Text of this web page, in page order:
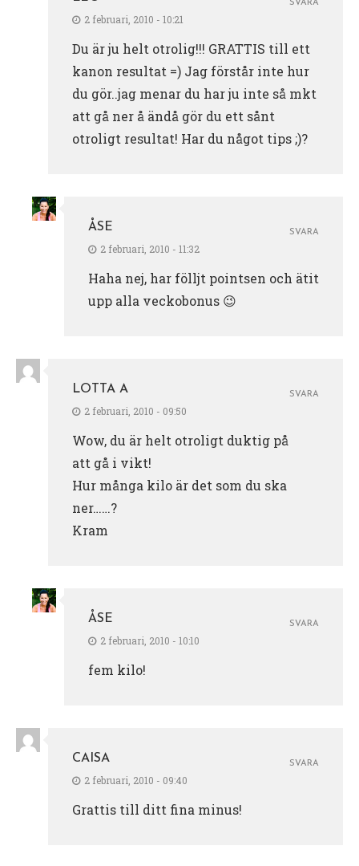
2 februari, 2010 - 10:21
Du är ju helt otrolig!!! GRATTIS till ett
kanon resultat =) Jag förstår inte hur
du gör..jag menar du har ju inte så mkt
att gå ner å ändå gör du ett sånt
otroligt resultat! Har du något tips ;)?
SVARA
ÅSE
2 februari, 2010 - 11:32
Haha nej, har fölljt pointsen och ätit
upp alla veckobonus 😉
SVARA
LOTTA A
2 februari, 2010 - 09:50
Wow, du är helt otroligt duktig på
att gå i vikt!
Hur många kilo är det som du ska
ner……?
Kram
SVARA
ÅSE
2 februari, 2010 - 10:10
fem kilo!
SVARA
CAISA
2 februari, 2010 - 09:40
Grattis till ditt fina minus!
SVARA